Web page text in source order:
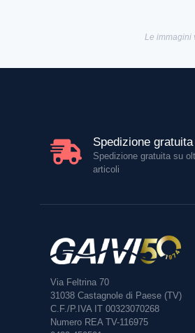
Le immagini
Spedizione gratuita
Spedizione gratuita su
articoli
Via Feltrina 70
31038 Castagnole di Paese (TV)
C.F./P.IVA IT 00323070268
Numero REA TV-116975